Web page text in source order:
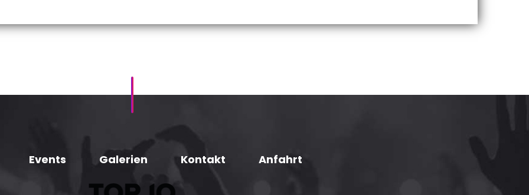
Events Galerien Kontakt Anfahrt